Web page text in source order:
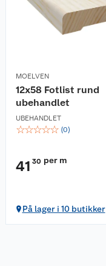
MOELVEN
12x58 Fotlist rund
ubehandlet
UBEHANDLET
☆☆☆☆☆ (0)
41 30 per m
På lager i 10 butikker